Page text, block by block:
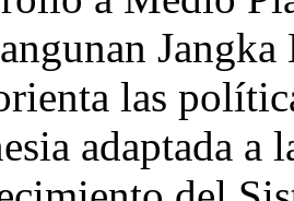
las
adaptada a